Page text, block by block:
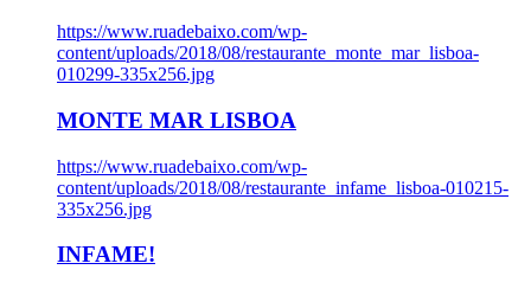
https://www.ruadebaixo.com/wp-
content/uploads/2018/08/restaurante_monte_mar_lisboa-
010299-335x256.jpg
MONTE MAR LISBOA
https://www.ruadebaixo.com/wp-
content/uploads/2018/08/restaurante_infame_lisboa-010215-
335x256.jpg
INFAME!